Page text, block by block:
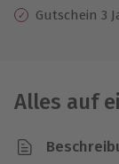
Gutschein 3
Alles auf